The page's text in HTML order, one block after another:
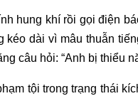
hung khí rồi gọi điện
dài vì mâu thuẫn
câu hỏi: “Anh bị thiểu
tội trong trạng thái